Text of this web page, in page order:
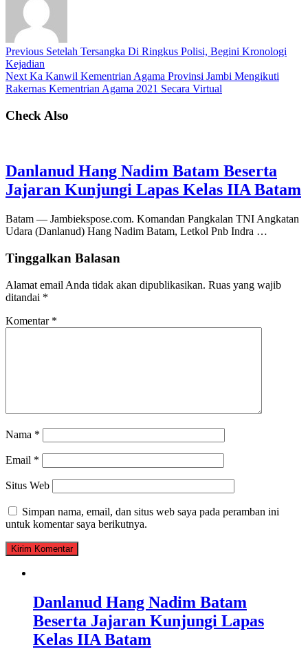
Previous Setelah Tersangka Di Ringkus Polisi, Begini Kronologi
Kejadian
Next Ka Kanwil Kementrian Agama Provinsi Jambi Mengikuti
Rakernas Kementrian Agama 2021 Secara Virtual
Check Also
Danlanud Hang Nadim Batam Beserta
Jajaran Kunjungi Lapas Kelas IIA Batam
Batam — Jambiekspose.com. Komandan Pangkalan TNI Angkatan
Udara (Danlanud) Hang Nadim Batam, Letkol Pnb Indra …
Tinggalkan Balasan
Alamat email Anda tidak akan dipublikasikan. Ruas yang wajib
ditandai *
Komentar *
Nama *
Email *
Situs Web
Simpan nama, email, dan situs web saya pada peramban ini
untuk komentar saya berikutnya.
Danlanud Hang Nadim Batam
Beserta Jajaran Kunjungi Lapas
Kelas IIA Batam